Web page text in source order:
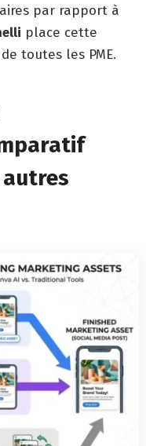
par rapport à
place cette
toutes les PME.
autres